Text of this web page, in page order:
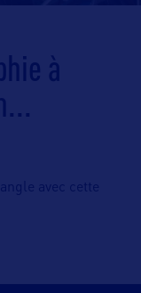
à
avec cette